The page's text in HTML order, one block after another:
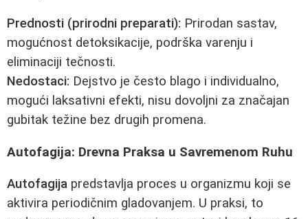
Prednosti (prirodni preparati): Prirodan sastav,
mogućnost detoksikacije, podrška varenju i
eliminaciji tečnosti.
Nedostaci: Dejstvo je često blago i individualno,
mogući laksativni efekti, nisu dovoljni za značajan
gubitak težine bez drugih promena.
Autofagija: Drevna Praksa u Savremenom Ruhu
Autofagija predstavlja proces u organizmu koji se
aktivira periodičnim gladovanjem. U praksi, to